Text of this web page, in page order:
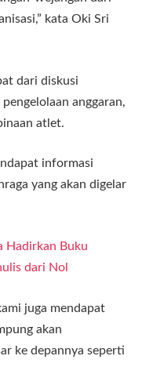
kata Oki Sri
dari diskusi
anggaran,
atlet.
informasi
yang akan digelar
Hadirkan Buku
dari Nol
juga mendapat
akan
ke depannya seperti